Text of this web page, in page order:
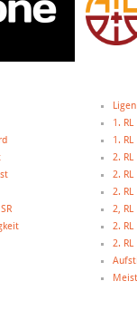
Ligen
1.
1.
2.
2.
2.
2,
2.
2.